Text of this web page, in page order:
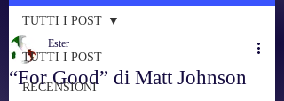
TUTTI I POST
RECENSIONI
TUTTI I POST
“For Good” di Matt Johnson
Ester